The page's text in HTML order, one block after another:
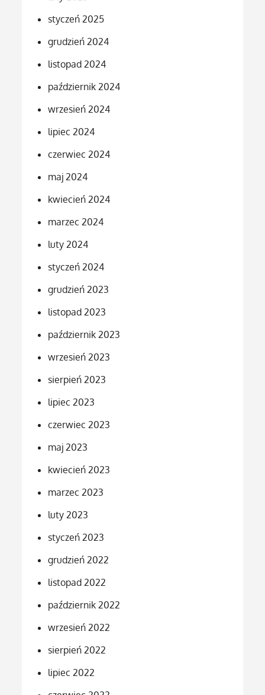
styczeń 2025
grudzień 2024
listopad 2024
październik 2024
wrzesień 2024
lipiec 2024
czerwiec 2024
maj 2024
kwiecień 2024
marzec 2024
luty 2024
styczeń 2024
grudzień 2023
listopad 2023
październik 2023
wrzesień 2023
sierpień 2023
lipiec 2023
czerwiec 2023
maj 2023
kwiecień 2023
marzec 2023
luty 2023
styczeń 2023
grudzień 2022
listopad 2022
październik 2022
wrzesień 2022
sierpień 2022
lipiec 2022